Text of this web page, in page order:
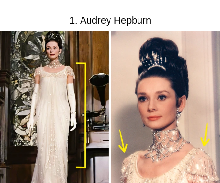
1. Audrey Hepburn